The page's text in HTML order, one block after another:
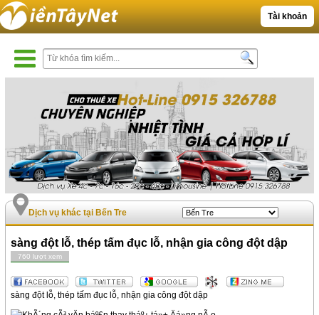
Tài khoản
Dịch vụ khác tại Bến Tre
sàng đột lỗ, thép tấm đục lỗ, nhận gia công đột dập
760 lượt xem
sàng đột lỗ, thép tấm đục lỗ, nhận gia công đột dập